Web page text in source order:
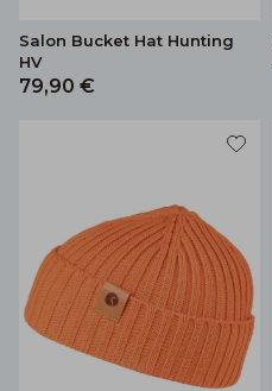
Salon Bucket Hat Hunting
HV
79,90 €